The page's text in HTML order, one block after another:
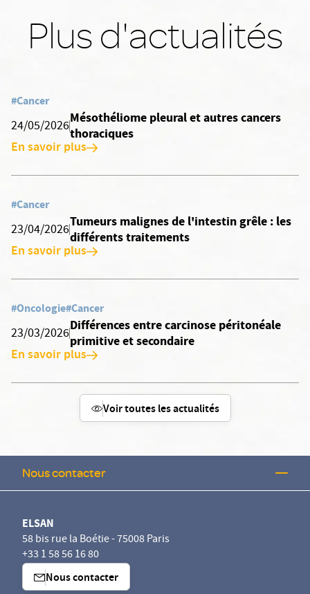
Plus d'actualités
#Cancer
24/05/2026
Mésothéliome pleural et autres cancers
thoraciques
En savoir plus
#Cancer
23/04/2026
Tumeurs malignes de l'intestin grêle : les
différents traitements
En savoir plus
#Oncologie#Cancer
23/03/2026
Différences entre carcinose péritonéale
primitive et secondaire
En savoir plus
Voir toutes les actualités
Nous contacter
ELSAN
58 bis rue la Boétie - 75008 Paris
+33 1 58 56 16 80
Nous contacter